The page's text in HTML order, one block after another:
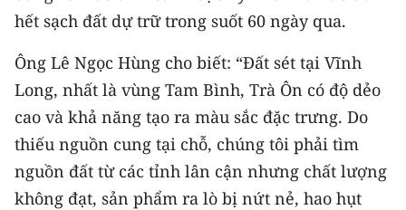
ENGLISH
中文
FRANÇAIS
РУССКИЙ
ESPAÑOL
hết sạch đất dự trữ trong suốt 60 ngày qua.
Ông Lê Ngọc Hùng cho biết: “Đất sét tại Vĩnh
Long, nhất là vùng Tam Bình, Trà Ôn có độ dẻo
cao và khả năng tạo ra màu sắc đặc trưng. Do
thiếu nguồn cung tại chỗ, chúng tôi phải tìm
nguồn đất từ các tỉnh lân cận nhưng chất lượng
không đạt, sản phẩm ra lò bị nứt nẻ, hao hụt